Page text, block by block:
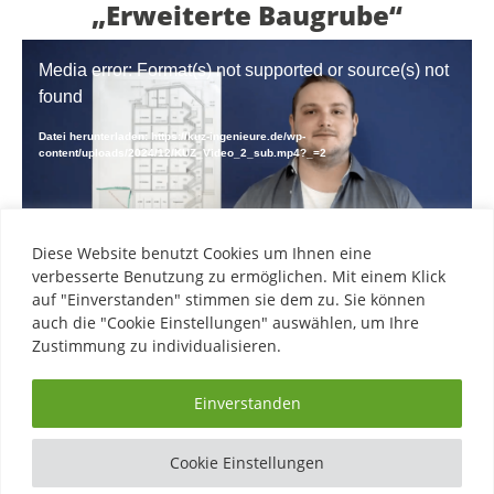
Diese Website benutzt Cookies um Ihnen eine
verbesserte Benutzung zu ermöglichen. Mit einem Klick
auf "Einverstanden" stimmen sie dem zu. Sie können
auch die "Cookie Einstellungen" auswählen, um Ihre
Zustimmung zu individualisieren.
Cookie Einstellungen
Einverstanden
t
*
„Erweiterte Baugrube“
Player
Media error: Format(s) not supported or source(s) not
found
Datei herunterladen: https://kuz-ingenieure.de/wp-
content/uploads/2024/12/KUZ_Video_2_sub.mp4?_=2
Video Transkript Spezialtiefbau Paket 2
„Erweiterte Baugrube“
© 2026KUZ INGENIEURE
E-MAIL TELEFON TEL:0332 2278 3847